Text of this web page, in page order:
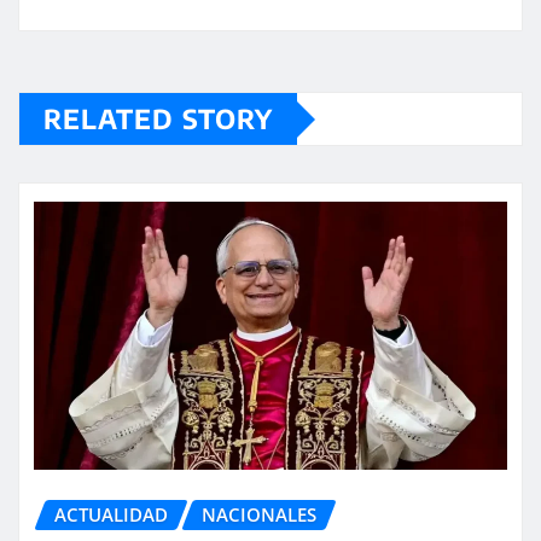
RELATED STORY
ACTUALIDAD NACIONALES